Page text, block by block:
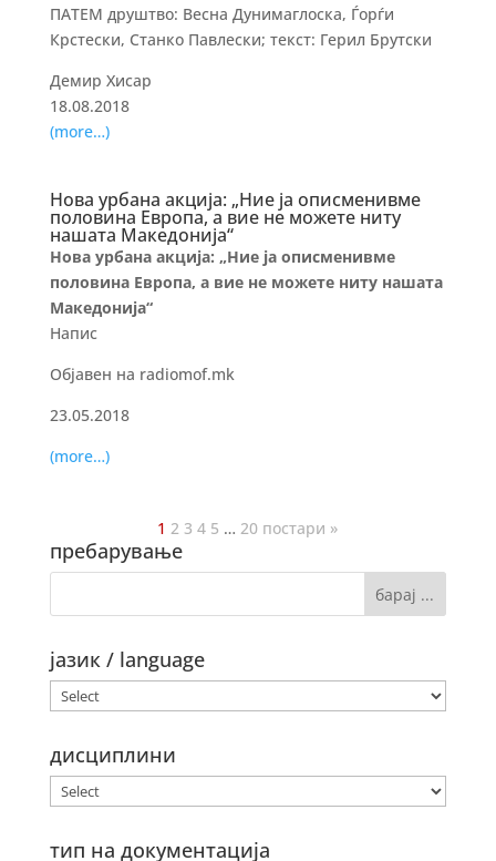
ПАТЕМ друштво: Весна Дунимаглоска, Ѓорѓи
Крстески, Станко Павлески; текст: Герил Брутски
Демир Хисар
18.08.2018
(more…)
Нова урбана акција: „Ние ја описменивме
половина Европа, а вие не можете ниту
нашата Македонија“
Нова урбана акција: „Ние ја описменивме
половина Европа, а вие не можете ниту нашата
Македонија“
Напис
Објавен на radiomof.mk
23.05.2018
(more…)
1 2 3 4 5 … 20 постари »
пребарување
јазик / language
дисциплини
тип на документација